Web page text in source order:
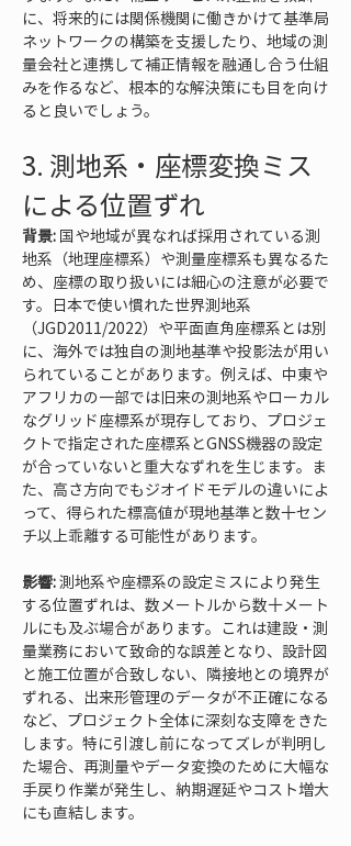
に、将来的には関係機関に働きかけて基準局
ネットワークの構築を支援したり、地域の測
量会社と連携して補正情報を融通し合う仕組
みを作るなど、根本的な解決策にも目を向け
ると良いでしょう。
3. 測地系・座標変換ミス
による位置ずれ
背景: 国や地域が異なれば採用されている測
地系（地理座標系）や測量座標系も異なるた
め、座標の取り扱いには細心の注意が必要で
す。日本で使い慣れた世界測地系
（JGD2011/2022）や平面直角座標系とは別
に、海外では独自の測地基準や投影法が用い
られていることがあります。例えば、中東や
アフリカの一部では旧来の測地系やローカル
なグリッド座標系が現存しており、プロジェ
クトで指定された座標系とGNSS機器の設定
が合っていないと重大なずれを生じます。ま
た、高さ方向でもジオイドモデルの違いによ
って、得られた標高値が現地基準と数十セン
チ以上乖離する可能性があります。
影響: 測地系や座標系の設定ミスにより発生
する位置ずれは、数メートルから数十メート
ルにも及ぶ場合があります。これは建設・測
量業務において致命的な誤差となり、設計図
と施工位置が合致しない、隣接地との境界が
ずれる、出来形管理のデータが不正確になる
など、プロジェクト全体に深刻な支障をきた
します。特に引渡し前になってズレが判明し
た場合、再測量やデータ変換のために大幅な
手戻り作業が発生し、納期遅延やコスト増大
にも直結します。